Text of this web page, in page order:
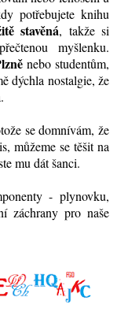
potřebujete knihu
stavěná, takže si
myšlenku.
nebo studentům,
dýchla nostalgie, že
se domnívám, že
můžeme se těšit na
mu dát šanci.
- plynovku,
záchrany pro naše